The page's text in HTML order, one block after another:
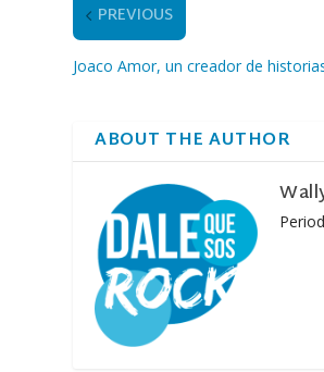
PREVIOUS
Joaco Amor, un creador de
ABOUT THE AUTHOR